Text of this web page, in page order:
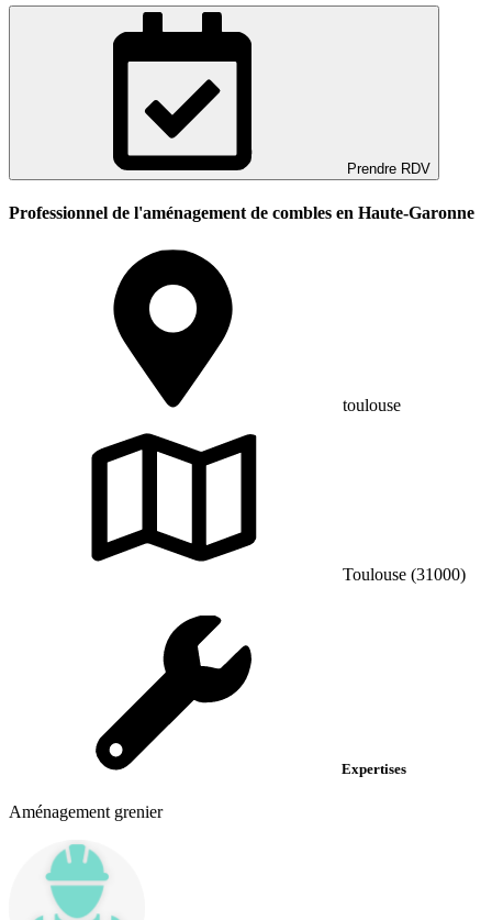
Prendre RDV
Professionnel de l'aménagement de combles en Haute-Garonne
toulouse
Toulouse (31000)
Expertises
Aménagement grenier